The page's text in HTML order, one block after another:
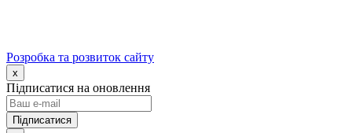
Розробка та розвиток сайту
x
Підписатися на оновлення